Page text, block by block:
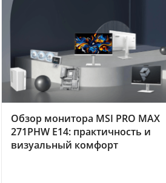
Обзор монитора MSI PRO MAX
271PHW E14: практичность и
визуальный комфорт